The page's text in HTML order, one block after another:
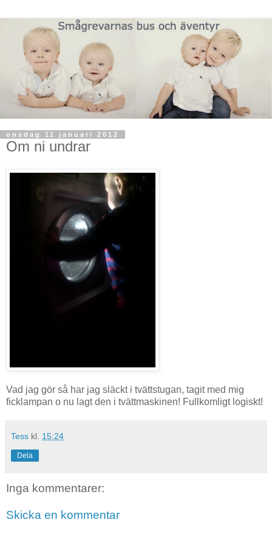
onsdag 11 januari 2012
Om ni undrar
Vad jag gör så har jag släckt i tvättstugan, tagit med mig
ficklampan o nu lagt den i tvättmaskinen! Fullkomligt logiskt!
Tess kl. 15:24
Dela
Inga kommentarer:
Skicka en kommentar